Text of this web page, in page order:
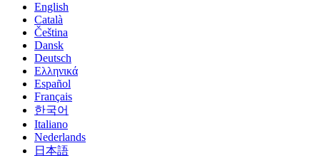
English
Català
Čeština
Dansk
Deutsch
Ελληνικά
Español
Français
한국어
Italiano
Nederlands
日本語